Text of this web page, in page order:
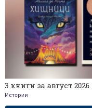
3 книги за август 2026
Истории